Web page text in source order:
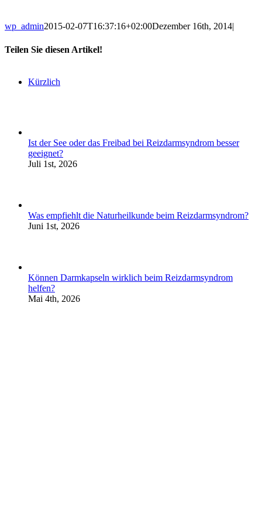
wp_admin2015-02-07T16:37:16+02:00Dezember 16th, 2014|
Teilen Sie diesen Artikel!
Kürzlich
Ist der See oder das Freibad bei Reizdarmsyndrom besser
geeignet?
Juli 1st, 2026
Was empfiehlt die Naturheilkunde beim Reizdarmsyndrom?
Juni 1st, 2026
Können Darmkapseln wirklich beim Reizdarmsyndrom
helfen?
Mai 4th, 2026